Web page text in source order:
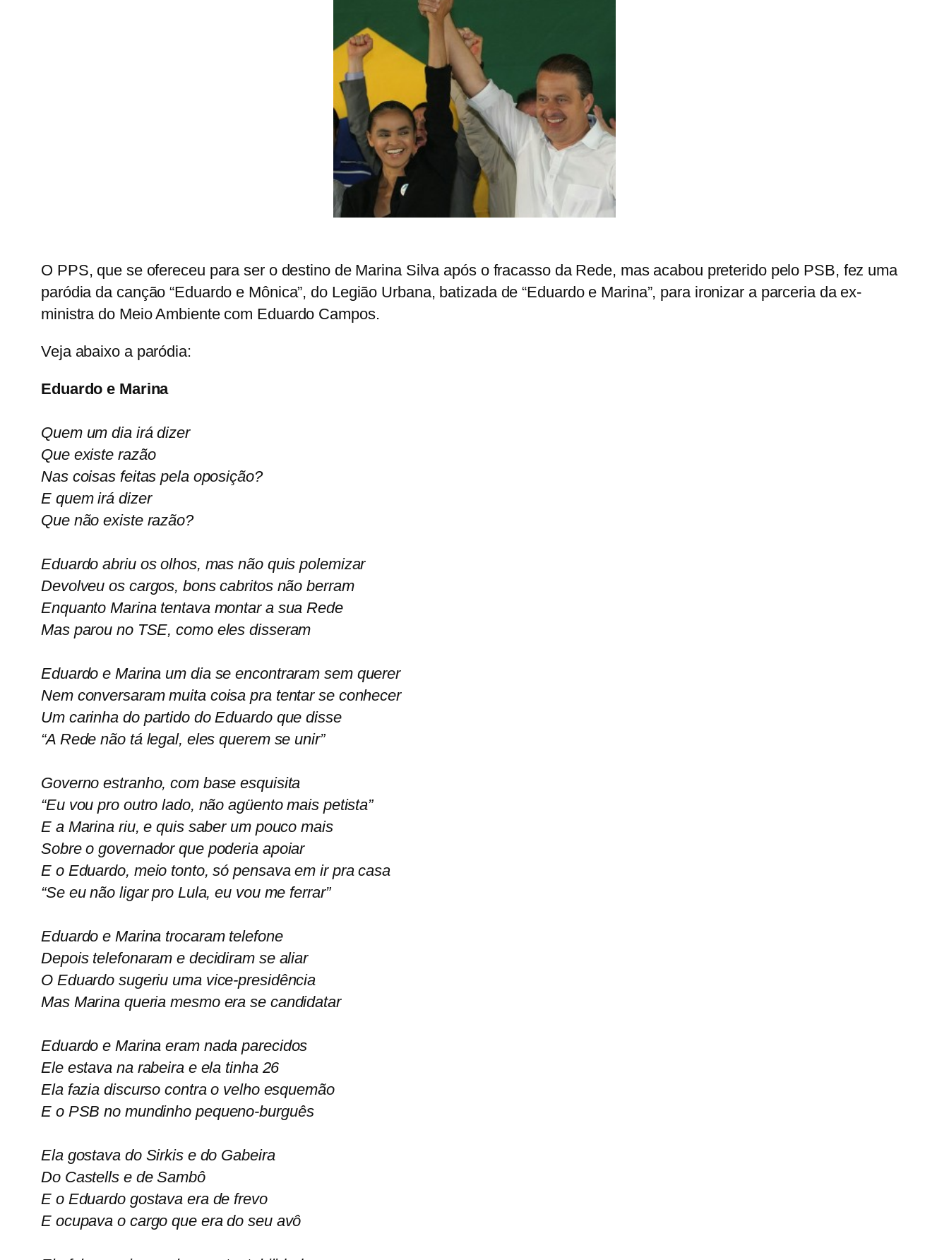
O PPS, que se ofereceu para ser o destino de Marina Silva após o fracasso da Rede, mas acabou preterido pelo PSB, fez uma
paródia da canção “Eduardo e Mônica”, do Legião Urbana, batizada de “Eduardo e Marina”, para ironizar a parceria da ex-
ministra do Meio Ambientecom Eduardo Campos.
Veja abaixo a paródia:
Eduardo e Marina
Quem um dia irá dizer
Que existe razão
Nas coisas feitas pela oposição?
E quem irá dizer
Que não existe razão?
Eduardo abriu os olhos, mas não quis polemizar
Devolveu os cargos, bons cabritos não berram
Enquanto Marina tentava montar a sua Rede
Mas parou no TSE, como eles disseram
Eduardo e Marina um dia se encontraram sem querer
Nem conversaram muita coisa pra tentar se conhecer
Um carinha do partido do Eduardo que disse
“A Rede não tá legal, eles querem se unir”
Governo estranho, com base esquisita
“Eu vou pro outro lado, não agüento mais petista”
E a Marina riu, e quis saber um pouco mais
Sobre o governador que poderia apoiar
E o Eduardo, meio tonto, só pensava em ir pra casa
“Se eu não ligar pro Lula, eu vou me ferrar”
Eduardo e Marina trocaram telefone
Depois telefonaram e decidiram se aliar
O Eduardo sugeriu uma vice-presidência
Mas Marina queria mesmo era se candidatar
Eduardo e Marina eram nada parecidos
Ele estava na rabeira e ela tinha 26
Ela fazia discurso contra o velho esquemão
E o PSB no mundinho pequeno-burguês
Ela gostava do Sirkis e do Gabeira
Do Castells e de Sambô
E o Eduardo gostava era de frevo
E ocupava o cargo que era do seu avô